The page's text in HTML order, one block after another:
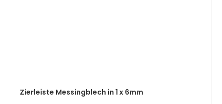
Zierleiste Messingblech in 1 x 6mm